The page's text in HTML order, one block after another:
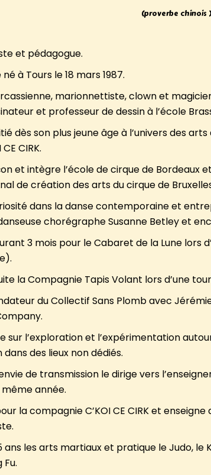
(proverbe chinois )
et pédagogue.
à Tours le 18 mars 1987.
marionnettiste, clown et
et professeur de dessin à l’école
dès son plus jeune âge à l’univers des
CIRK.
et intègre l’école de cirque de Bordeaux
de création des arts du cirque de
dans la danse contemporaine et
danseuse chorégraphe Susanne Betley et
3 mois pour le Cabaret de la Lune lors
la Compagnie Tapis Volant lors d’une
du Collectif Sans Plomb avec
sur l’exploration et l’expérimentation
des lieux non dédiés.
de transmission le dirige vers
année.
la compagnie C’KOI CE CIRK et
ans les arts martiaux et pratique le Judo, le